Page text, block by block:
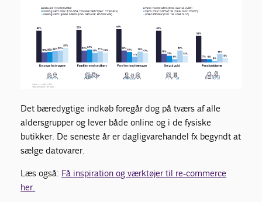
Det bæredygtige indkøb foregår dog på tværs af alle
aldersgrupper og lever både online og i de fysiske
butikker. De seneste år er dagligvarehandel fx begyndt at
sælge datovarer.
Læs også: Få inspiration og værktøjer til re-commerce
her.